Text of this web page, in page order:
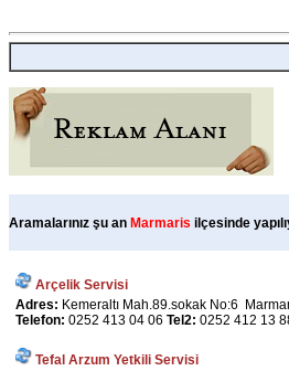
Aramalarınız şu an Marmaris ilçesinde
Arçelik Servisi
Adres: Kemeraltı Mah.89.sokak No:6
Telefon: 0252 413 04 06 Tel2: 0252 412 13
Tefal Arzum Yetkili Servisi